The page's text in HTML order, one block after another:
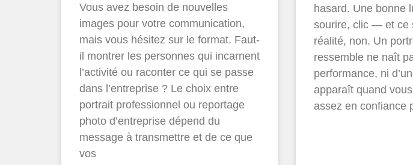
Vous avez besoin de nouvelles
images pour votre communication,
mais vous hésitez sur le format. Faut-
il montrer les personnes qui incarnent
l’activité ou raconter ce qui se passe
dans l’entreprise ? Le choix entre
portrait professionnel ou reportage
photo d’entreprise dépend du
message à transmettre et de ce que
vos
hasard. Une bonne
sourire, clic — et ce
réalité, non. Un
ressemble ne naît
performance, ni
apparaît quand
assez en confiance